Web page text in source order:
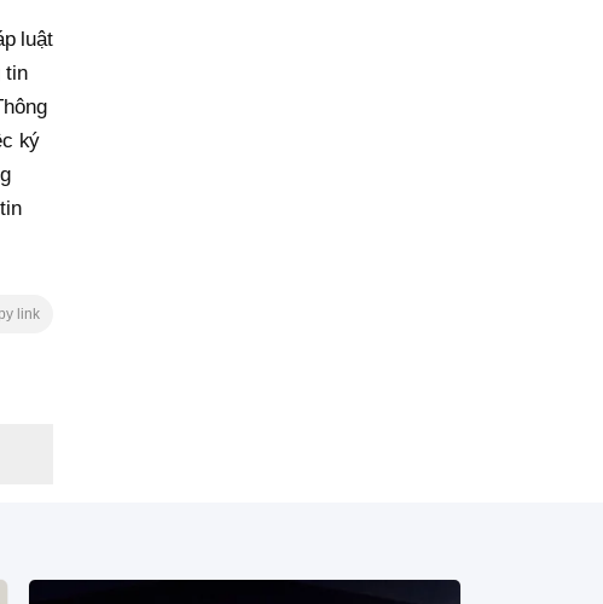
luật
tin
ký
link